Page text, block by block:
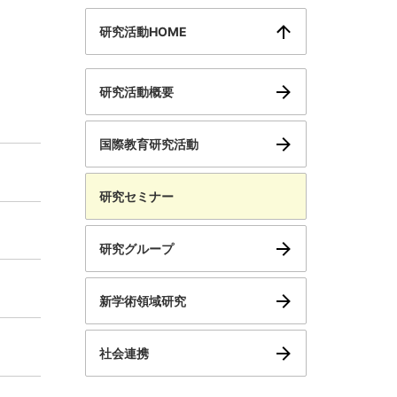
研究活動HOME
研究活動概要
国際教育研究活動
研究セミナー
研究グループ
新学術領域研究
社会連携